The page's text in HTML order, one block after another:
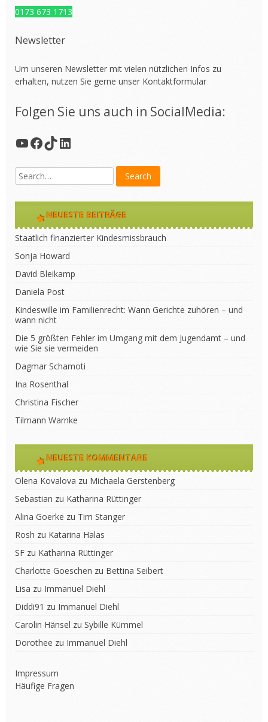
0173 673 1713
Newsletter
Um unseren Newsletter mit vielen nützlichen Infos zu
erhalten, nutzen Sie gerne unser Kontaktformular
Folgen Sie uns auch in SocialMedia:
YouTube
Facebook
TikTok
LinkedIn
NEUESTE BEITRÄGE
Staatlich finanzierter Kindesmissbrauch
Sonja Howard
David Bleikamp
Daniela Post
Kindeswille im Familienrecht: Wann Gerichte zuhören – und
wann nicht
Die 5 größten Fehler im Umgang mit dem Jugendamt – und
wie Sie sie vermeiden
Dagmar Schamoti
Ina Rosenthal
Christina Fischer
Tilmann Warnke
NEUESTE KOMMENTARE
Olena Kovalova zu Michaela Gerstenberg
Sebastian zu Katharina Rüttinger
Alina Goerke zu Tim Stanger
Rosh zu Katarina Halas
SF zu Katharina Rüttinger
Charlotte Goeschen zu Bettina Seibert
Lisa zu Immanuel Diehl
Diddi91 zu Immanuel Diehl
Carolin Hänsel zu Sybille Kümmel
Dorothee zu Immanuel Diehl
Impressum
Häufige Fragen